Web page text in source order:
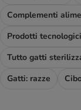
Prodotti
Tutto gatti
Gatti: razze